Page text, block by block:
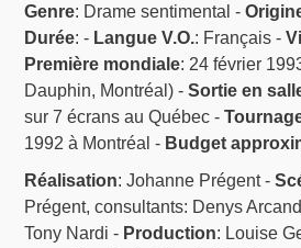
Genre: Drame sentimental -
Durée: - Langue V.O.: Français -
Première mondiale: 24 février
Dauphin, Montréal) -Sortie en
sur 7 écrans au Québec -
1992 à Montréal - Budget
Réalisation: Johanne Prégent -
Prégent, consultants: Denys
Tony Nardi - Production: Louise